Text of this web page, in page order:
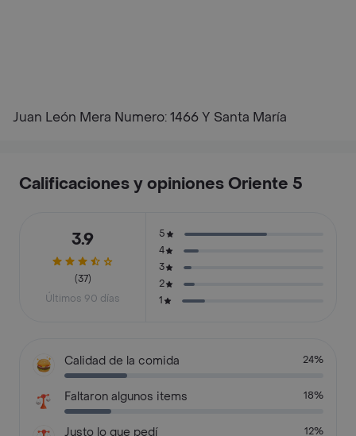
Juan León Mera Numero: 1466 Y Santa María
Calificaciones y opiniones Oriente 5
3.9
(37)
Últimos 90 días
5
4
3
2
1
Calidad de la comida 24%
Faltaron algunos items 18%
Justo lo que pedí 12%